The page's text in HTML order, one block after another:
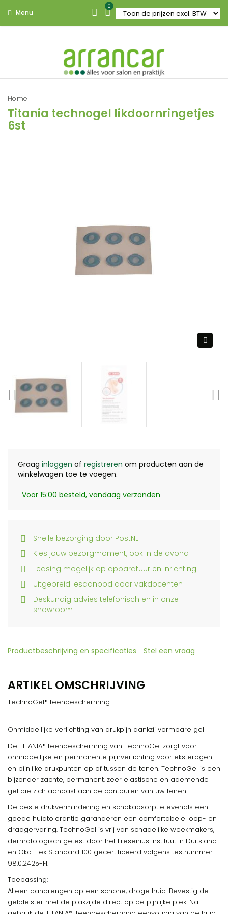
Menu
0
Home
Titania technogel likdoornringetjes
6st
Graag inloggen of registreren om producten aan de
winkelwagen toe te voegen.
Voor 15:00 besteld, vandaag verzonden
Snelle bezorging door PostNL
Kies jouw bezorgmoment, ook in de avond
Leasing mogelijk op apparatuur en inrichting
Uitgebreid lesaanbod door vakdocenten
Deskundig advies telefonisch en in onze
showroom
Productbeschrijving en specificaties Stel een vraag
ARTIKEL OMSCHRIJVING
TechnoGel® teenbescherming
Onmiddellijke verlichting van drukpijn dankzij vormbare gel
De TITANIA® teenbescherming van TechnoGel zorgt voor
onmiddellijke en permanente pijnverlichting voor eksterogen
en pijnlijke drukpunten op of tussen de tenen. TechnoGel is een
bijzonder zachte, permanent, zeer elastische en ademende
gel die zich aanpast aan de contouren van uw tenen.
De beste drukvermindering en schokabsorptie evenals een
goede huidtolerantie garanderen een comfortabele loop- en
draagervaring. TechnoGel is vrij van schadelijke weekmakers,
dermatologisch getest door het Fresenius Instituut in Duitsland
en Oko-Tex Standard 100 gecertificeerd volgens testnummer
98.0.2425-FI.
Toepassing:
Alleen aanbrengen op een schone, droge huid. Bevestig de
gelpleister met de plakzijde direct op de pijnlijke plek. Na